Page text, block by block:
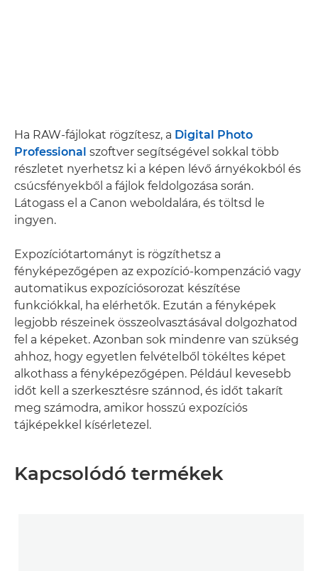
Ha RAW-fájlokat rögzítesz, a Digital Photo
Professional szoftver segítségével sokkal több
részletet nyerhetsz ki a képen lévő árnyékokból és
csúcsfényekből a fájlok feldolgozása során.
Látogass el a Canon weboldalára, és töltsd le
ingyen.
Expozíciótartományt is rögzíthetsz a
fényképezőgépen az expozíció-kompenzáció vagy
automatikus expozíciósorozat készítése
funkciókkal, ha elérhetők. Ezután a fényképek
legjobb részeinek összeolvasztásával dolgozhatod
fel a képeket. Azonban sok mindenre van szükség
ahhoz, hogy egyetlen felvételből tökéltes képet
alkothass a fényképezőgépen. Például kevesebb
időt kell a szerkesztésre szánnod, és időt takarít
meg számodra, amikor hosszú expozíciós
tájképekkel kísérletezel.
Kapcsolódó termékek